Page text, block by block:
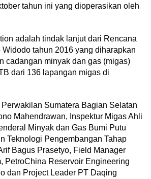
tahun ini yang dioperasikan oleh
adalah tindak lanjut dari Rencana
tahun 2016 yang diharapkan
cadangan minyak dan gas (migas)
dari 136 lapangan migas di
Sumatera Bagian Selatan
Mahendrawan, Inspektur Migas Ahli
Minyak dan Gas Bumi Putu
Teknologi Pengembangan Tahap
Bagus Prasetyo, Field Manager
PetroChina Reservoir Engineering
dan Project Leader PT Daqing